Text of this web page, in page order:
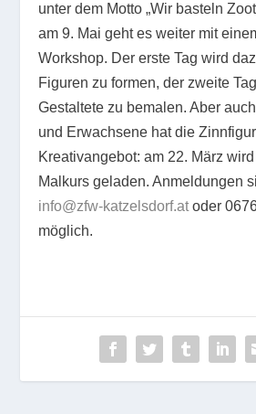
unter dem Motto „Wir basteln
am 9. Mai geht es weiter mit
Workshop. Der erste Tag wird
Figuren zu formen, der zweite
Gestaltete zu bemalen. Aber
und Erwachsene hat die
Kreativangebot: am 22. März
Malkurs geladen. Anmeldungen
info@zfw-katzelsdorf.at oder
möglich.